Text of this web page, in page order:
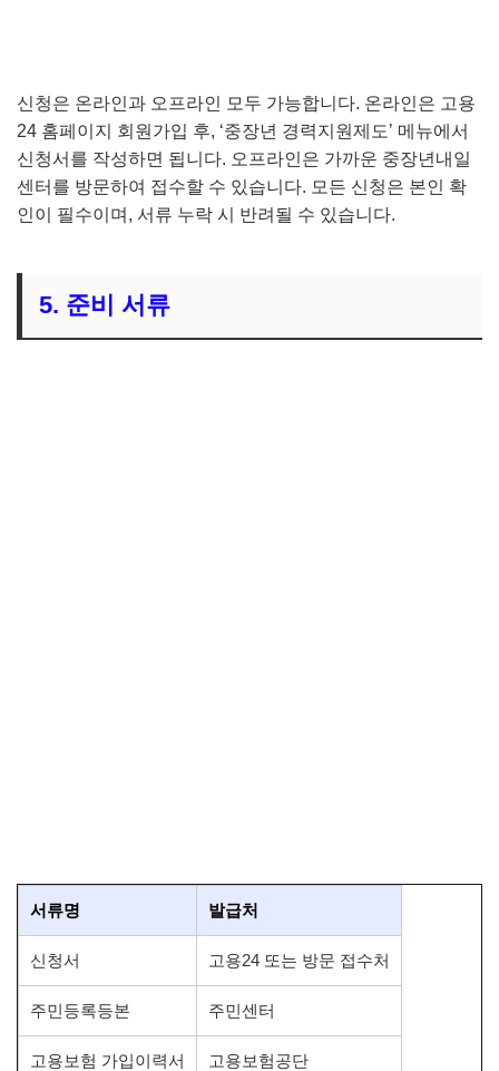
신청은 온라인과 오프라인 모두 가능합니다. 온라인은 고용
24 홈페이지 회원가입 후, ‘중장년 경력지원제도’ 메뉴에서
신청서를 작성하면 됩니다. 오프라인은 가까운 중장년내일
센터를 방문하여 접수할 수 있습니다. 모든 신청은 본인 확
인이 필수이며, 서류 누락 시 반려될 수 있습니다.
5. 준비 서류
서류명 발급처
신청서 고용24 또는 방문 접수처
주민등록등본 주민센터
고용보험 가입이력서 고용보험공단